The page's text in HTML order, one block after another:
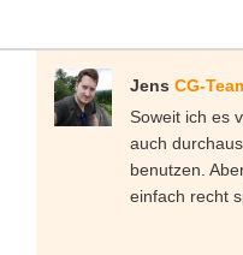
Jens CG-
Soweit ich es
auch
benutzen.
einfach recht